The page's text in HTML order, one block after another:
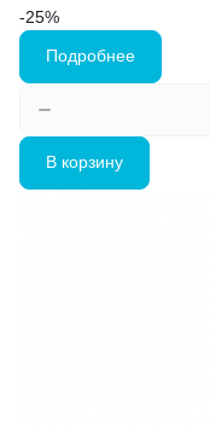
-25%
Подробнее
В корзину